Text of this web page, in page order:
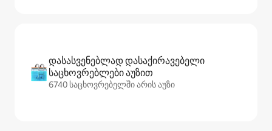
დასასვენებლად დასაქირავებელი
საცხოვრებლები აუზით
6740 საცხოვრებელში არის აუზი